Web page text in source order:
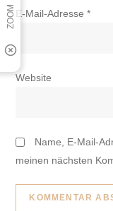
E-Mail-Adresse*
Website
Name, E-Mail-
meinen nächsten